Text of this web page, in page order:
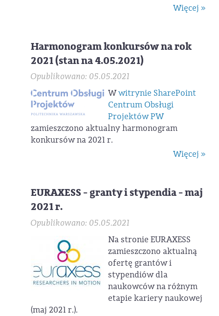
Więcej »
Harmonogram konkursów na rok
2021 (stan na 4.05.2021)
Opublikowano: 05.05.2021
Wwitrynie SharePoint
Centrum Obsługi
Projektów PW
zamieszczono aktualny harmonogram
konkursów na 2021 r.
Więcej »
EURAXESS - granty i stypendia - maj
2021 r.
Opublikowano: 05.05.2021
Na stronie EURAXESS
zamieszczono aktualną
ofertę grantów i
stypendiów dla
naukowców na różnym
etapie kariery naukowej
(maj 2021 r.).